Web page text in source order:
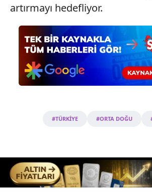
artırmayı hedefliyor.
#TÜRKİYE #ORTA DOĞU